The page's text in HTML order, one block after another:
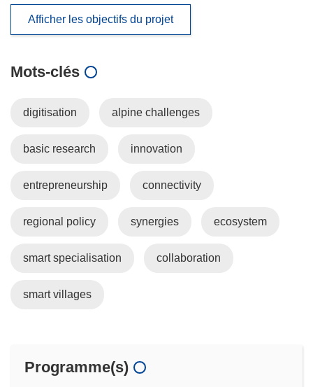
Afficher les objectifs du projet
Mots‑clés
digitisation alpine challenges
basic research innovation
entrepreneurship connectivity
regional policy synergies ecosystem
smart specialisation collaboration
smart villages
Programme(s)